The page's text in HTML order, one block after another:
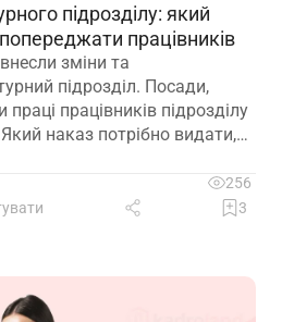
підрозділу: який
працівників
зміни та
підрозділ. Посади,
працівників підрозділу
наказ потрібно видати,
про переведення чи
вносити записи до
Наприклад, працівник
комплексу, а після
256
3